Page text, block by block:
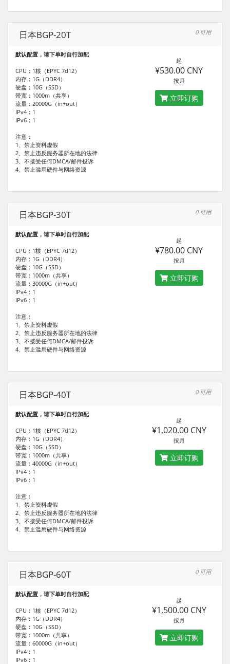
日本BGP-20T 0 可用
默认配置，请下单时自行加配
CPU：1核（EPYC 7d12）
内存：1G（DDR4）
硬盘：10G（SSD）
带宽：1000m（共享）
流量：20000G（in+out）
IPv4：1
IPv6：1
注意：
1、禁止资料虚假
2、禁止违反服务器所在地的法律
3、不接受任何DMCA/邮件投诉
4、禁止滥用硬件与网络资源
起
¥530.00 CNY
按月
立即订购
日本BGP-30T 0 可用
默认配置，请下单时自行加配
CPU：1核（EPYC 7d12）
内存：1G（DDR4）
硬盘：10G（SSD）
带宽：1000m（共享）
流量：30000G（in+out）
IPv4：1
IPv6：1
注意：
1、禁止资料虚假
2、禁止违反服务器所在地的法律
3、不接受任何DMCA/邮件投诉
4、禁止滥用硬件与网络资源
起
¥780.00 CNY
按月
立即订购
日本BGP-40T 0 可用
默认配置，请下单时自行加配
CPU：1核（EPYC 7d12）
内存：1G（DDR4）
硬盘：10G（SSD）
带宽：1000m（共享）
流量：40000G（in+out）
IPv4：1
IPv6：1
注意：
1、禁止资料虚假
2、禁止违反服务器所在地的法律
3、不接受任何DMCA/邮件投诉
4、禁止滥用硬件与网络资源
起
¥1,020.00 CNY
按月
立即订购
日本BGP-60T 0 可用
默认配置，请下单时自行加配
CPU：1核（EPYC 7d12）
内存：1G（DDR4）
硬盘：10G（SSD）
带宽：1000m（共享）
流量：60000G（in+out）
IPv4：1
IPv6：1
起
¥1,500.00 CNY
按月
立即订购